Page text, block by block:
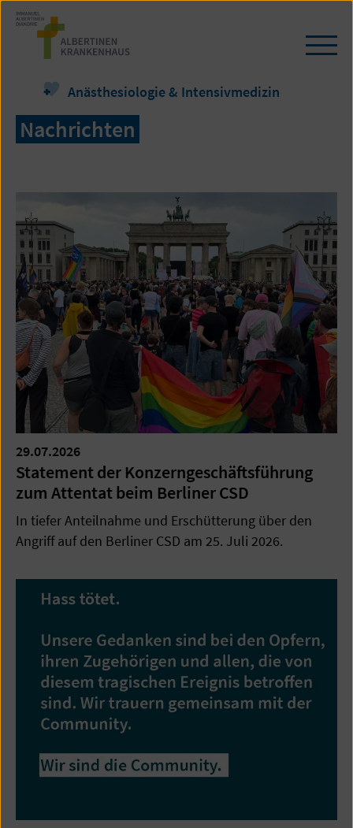
Zum
Seiteninhalt
springen
Anästhesiologie & Intensivmedizin
Nachrichten
29.07.2026
Statement der Konzerngeschäftsführung
zum Attentat beim Berliner CSD
In tiefer Anteilnahme und Erschütterung über den
Angriff auf den Berliner CSD am 25. Juli 2026.